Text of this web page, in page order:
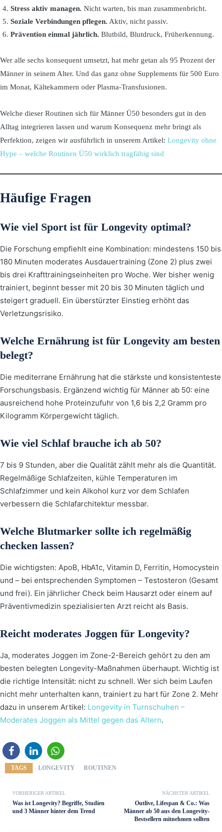
Stress aktiv managen. Nicht warten, bis man zusammenbricht.
Soziale Verbindungen pflegen. Aktiv, nicht passiv.
Prävention einmal jährlich. Blutbild, Blutdruck, Früherkennung.
Wer alle sechs konsequent umsetzt, hat mehr getan als 95 Prozent der
Männer in seinem Alter. Und das ganz ohne Supplements für 500 Euro
im Monat, Kältekammern oder Plasma-Transfusionen.
Welche dieser Routinen sich für Männer Ü50 besonders gut in den
Alltag integrieren lassen und warum Konsequenz mehr bringt als
Perfektion, zeigen wir ausführlich in unserem Artikel: Longevity ohne
Hype – welche Routinen Ü50 wirklich tragfähig sind
Häufige Fragen
Wie viel Sport ist für Longevity optimal?
Die Forschung empfiehlt eine Kombination: mindestens 150 bis
180 Minuten moderates Ausdauertraining (Zone 2) plus zwei
bis drei Krafttrainingseinheiten pro Woche. Wer bisher wenig
trainiert, beginnt besser mit 20 bis 30 Minuten täglich und
steigert graduell. Ein überstürzter Einstieg erhöht das
Verletzungsrisiko.
Welche Ernährung ist für Longevity am besten
belegt?
Die mediterrane Ernährung hat die stärkste und konsistenteste
Forschungsbasis. Ergänzend wichtig für Männer ab 50: eine
ausreichend hohe Proteinzufuhr von 1,6 bis 2,2 Gramm pro
Kilogramm Körpergewicht täglich.
Wie viel Schlaf brauche ich ab 50?
7 bis 9 Stunden, aber die Qualität zählt mehr als die Quantität.
Regelmäßige Schlafzeiten, kühle Temperaturen im
Schlafzimmer und kein Alkohol kurz vor dem Schlafen
verbessern die Schlafarchitektur messbar.
Welche Blutmarker sollte ich regelmäßig
checken lassen?
Die wichtigsten: ApoB, HbA1c, Vitamin D, Ferritin, Homocystein
und – bei entsprechenden Symptomen – Testosteron (Gesamt
und frei). Ein jährlicher Check beim Hausarzt oder einem auf
Präventivmedizin spezialisierten Arzt reicht als Basis.
Reicht moderates Joggen für Longevity?
Ja, moderates Joggen im Zone-2-Bereich gehört zu den am
besten belegten Longevity-Maßnahmen überhaupt. Wichtig ist
die richtige Intensität: nicht zu schnell. Wer sich beim Laufen
nicht mehr unterhalten kann, trainiert zu hart für Zone 2. Mehr
dazu in unserem Artikel: Longevity in Turnschuhen –
Moderates Joggen als Mittel gegen das Altern.
TAGS LONGEVITY ROUTINEN
VORHERIGER ARTIKEL
Was ist Longevity? Begriffe, Studien
und 3 Männer hinter dem Trend
NÄCHSTER ARTIKEL
Outlive, Lifespan & Co.: Was
Männer ab 50 aus den Longevity-
Bestsellern mitnehmen sollten